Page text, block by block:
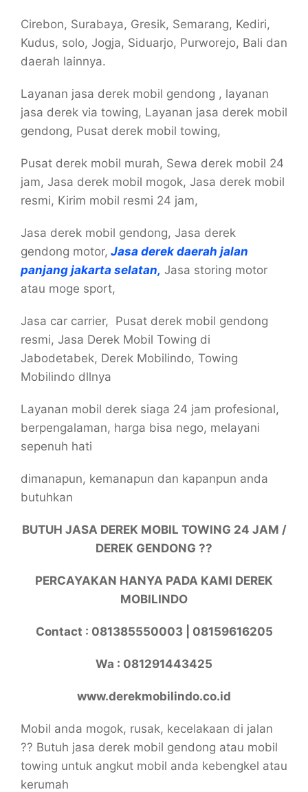
Cirebon, Surabaya, Gresik, Semarang, Kediri,
Kudus, solo, Jogja, Siduarjo, Purworejo, Bali dan
daerah lainnya.
Layanan jasa derek mobil gendong , layanan
jasa derek via towing, Layanan jasa derek mobil
gendong, Pusat derek mobil towing,
Pusat derek mobil murah, Sewa derek mobil 24
jam, Jasa derek mobil mogok, Jasa derek mobil
resmi, Kirim mobil resmi 24 jam,
Jasa derek mobil gendong, Jasa derek
gendong motor, Jasa derek daerah jalan
panjang jakarta selatan, Jasa storing motor
atau moge sport,
Jasa car carrier, Pusat derek mobil gendong
resmi, Jasa Derek Mobil Towing di
Jabodetabek, Derek Mobilindo, Towing
Mobilindo dllnya
Layanan mobil derek siaga 24 jam profesional,
berpengalaman, harga bisa nego, melayani
sepenuh hati
dimanapun, kemanapun dan kapanpun anda
butuhkan
BUTUH JASA DEREK MOBIL TOWING 24 JAM /
DEREK GENDONG ??
PERCAYAKAN HANYA PADA KAMI DEREK
MOBILINDO
Contact : 081385550003 | 08159616205
Wa : 081291443425
www.derekmobilindo.co.id
Mobil anda mogok, rusak, kecelakaan di jalan
?? Butuh jasa derek mobil gendong atau mobil
towing untuk angkut mobil anda kebengkel atau
kerumah